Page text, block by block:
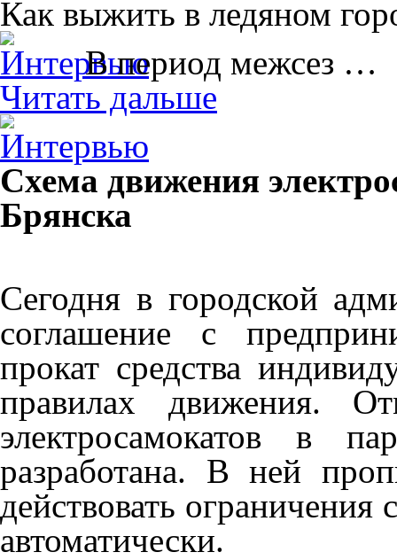
Как выжить в ледяном
В период межсез …
Читать дальше
Схема движения
Брянска
Сегодня в городской
соглашение с
прокат средства
правилах движения.
электросамокатов в
разработана. В ней
действовать
автоматически.